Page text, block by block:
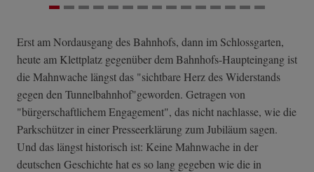
Erst am Nordausgang des Bahnhofs, dann im Schlossgarten,
heute am Klettplatz gegenüber dem Bahnhofs-Haupteingang ist
die Mahnwache längst das "sichtbare Herz des Widerstands
gegen den Tunnelbahnhof"geworden. Getragen von
"bürgerschaftlichem Engagement", das nicht nachlasse, wie die
Parkschützer in einer Presseerklärung zum Jubiläum sagen.
Und das längst historisch ist: Keine Mahnwache in der
deutschen Geschichte hat es so lang gegeben wie die in